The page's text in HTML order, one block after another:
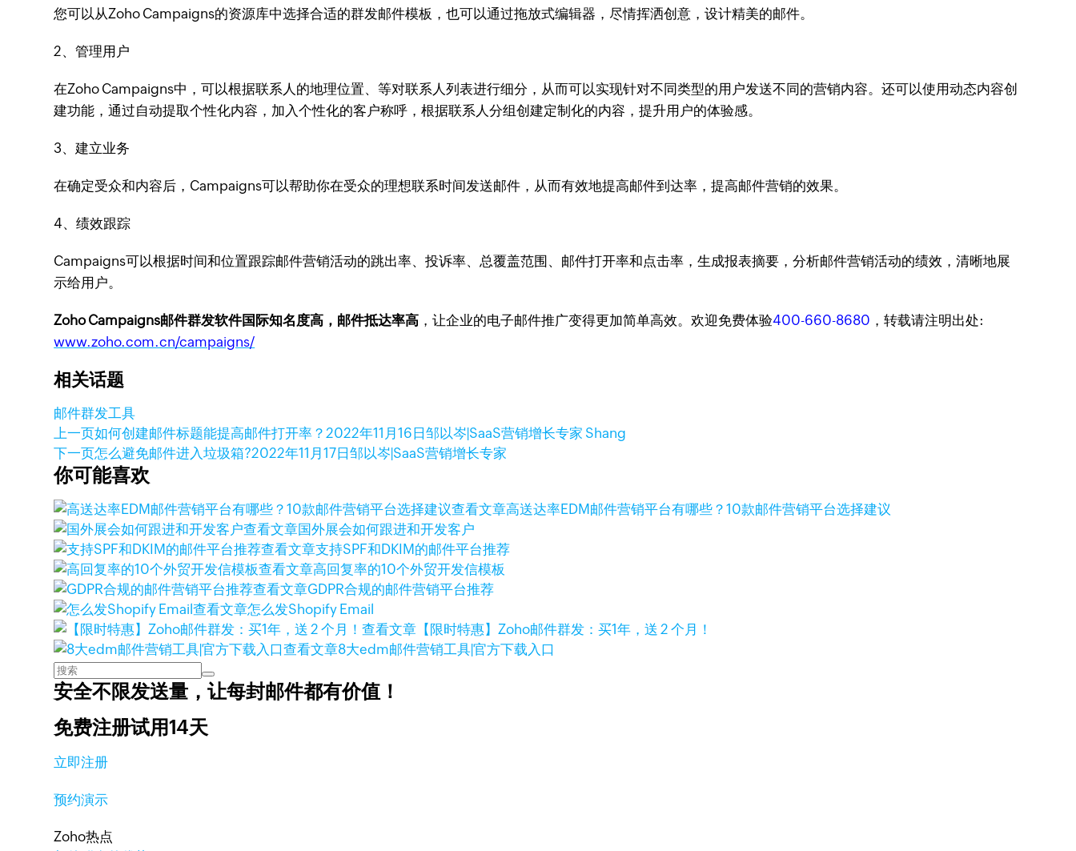
您可以从Zoho Campaigns的资源库中选择合适的群发邮件模板，也可以通过拖放式编辑器，尽情挥洒创意，设计精美的邮件。
2、管理用户
在Zoho Campaigns中，可以根据联系人的地理位置、等对联系人列表进行细分，从而可以实现针对不同类型的用户发送不同的营销内容。还可以使用动态内容创
建功能，通过自动提取个性化内容，加入个性化的客户称呼，根据联系人分组创建定制化的内容，提升用户的体验感。
3、建立业务
在确定受众和内容后，Campaigns可以帮助你在受众的理想联系时间发送邮件，从而有效地提高邮件到达率，提高邮件营销的效果。
4、绩效跟踪
Campaigns可以根据时间和位置跟踪邮件营销活动的跳出率、投诉率、总覆盖范围、邮件打开率和点击率，生成报表摘要，分析邮件营销活动的绩效，清晰地展
示给用户。
Zoho Campaigns邮件群发软件国际知名度高，邮件抵达率高 ，让企业的电子邮件推广变得更加简单高效。欢迎免费体验400-660-8680 ，转载请注明出处:
www.zoho.com.cn/campaigns/
相关话题
邮件群发工具
上一页如何创建邮件标题能提高邮件打开率？2022年11月16日邹以岑|SaaS营销增长专家 Shang
下一页怎么避免邮件进入垃圾箱?2022年11月17日邹以岑|SaaS营销增长专家
你可能喜欢
查看文章高送达率EDM邮件营销平台有哪些？10款邮件营销平台选择建议
查看文章国外展会如何跟进和开发客户
查看文章支持SPF和DKIM的邮件平台推荐
查看文章高回复率的10个外贸开发信模板
查看文章GDPR合规的邮件营销平台推荐
查看文章怎么发Shopify Email
查看文章 【限时特惠】Zoho邮件群发：买1年，送 2 个月！
查看文章8大edm邮件营销工具|官方下载入口
安全不限发送量，让每封邮件都有价值！
免费注册试用14天
立即注册
预约演示
Zoho热点